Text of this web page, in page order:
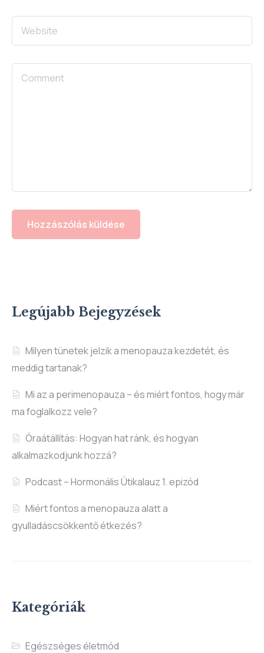
Legújabb Bejegyzések
Milyen tünetek jelzik a menopauza kezdetét, és
meddig tartanak?
Mi az a perimenopauza – és miért fontos, hogy már
ma foglalkozz vele?
Óraátállítás: Hogyan hat ránk, és hogyan
alkalmazkodjunk hozzá?
Podcast – Hormonális Útikalauz 1. epizód
Miért fontos a menopauza alatt a
gyulladáscsökkentő étkezés?
Kategóriák
Egészséges életmód